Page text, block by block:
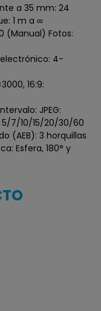
a 35 mm: 24
1 m a ∞
(Manual) Fotos:
4-
16:9:
JPEG:
5/7/10/15/20/30/60
(AEB): 3 horquillas
Esfera, 180° y